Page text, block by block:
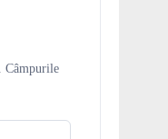
Câmpurile